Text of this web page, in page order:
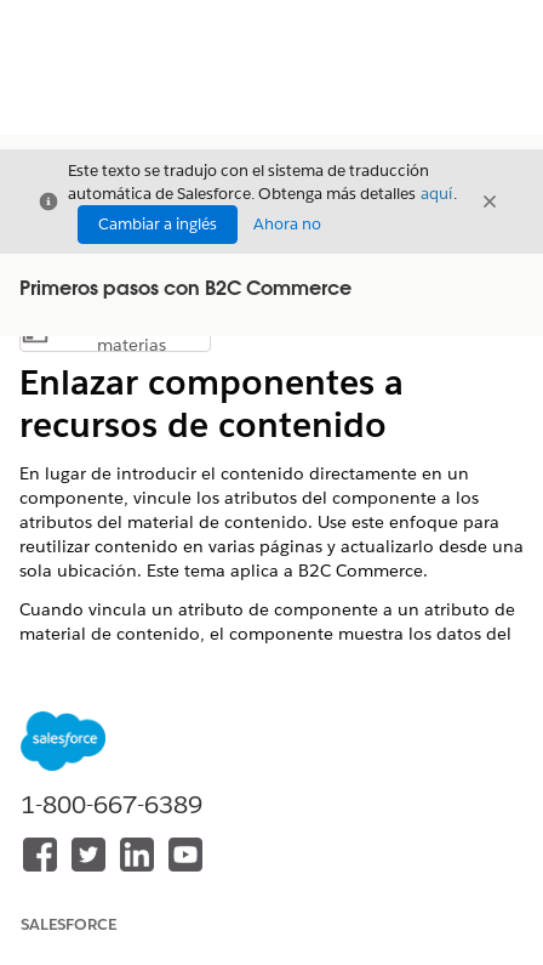
Cerrar
Este texto se tradujo con el sistema de traducción
automática de Salesforce. Obtenga más detalles aquí.
Cambiar a inglés
Ahora no
Cerrar
Primeros pasos con B2C Commerce
Mostrar índice de materias
materias
Enlazar componentes a
recursos de contenido
En lugar de introducir el contenido directamente en un
componente, vincule los atributos del componente a los
atributos del material de contenido. Use este enfoque para
reutilizar contenido en varias páginas y actualizarlo desde una
sola ubicación. Este tema aplica a B2C Commerce.
Cuando vincula un atributo de componente a un atributo de
material de contenido, el componente muestra los datos del
cambios aparecen automáticamente dondequiera que utilice
el componente.
Información general sobre el enlace de datos de recursos
de contenido en Page Designer
El enlace de datos de activos de contenido permite a los
componentes de Page Designer extraer contenido de
forma dinámica de los activos de contenido en lugar de
tema aplica a B2C Commerce.
1-800-667-6389
SALESFORCE